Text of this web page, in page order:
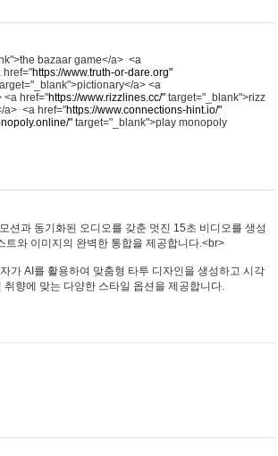
bazaar game</a> <a
href="https://www.truth-or-dare.org"
a> <a
<a href="https://www.rizzlines.cc/" target="_blank">rizz
a> <a href="https://www.connections-hint.io/"
" target="_blank">play monopoly
션과 동기화된 오디오를 갖춘 멋진 15초 비디오를 생성
트와 이미지의 완벽한 통합을 제공합니다.<br>
가 AI를 활용하여 맞춤형 타투 디자인을 생성하고 시각
향에 맞는 다양한 스타일 옵션을 제공합니다.